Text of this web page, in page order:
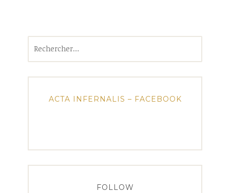
ACTA INFERNALIS – FACEBOOK
FOLLOW